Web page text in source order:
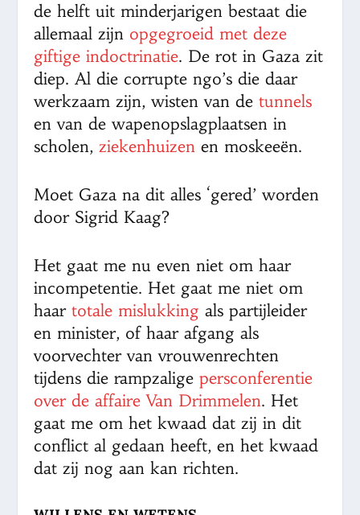
de helft uit minderjarigen bestaat die
allemaal zijn opgegroeid met deze
giftige indoctrinatie. De rot in Gaza zit
diep. Al die corrupte ngo’s die daar
werkzaam zijn, wisten van detunnels
en van de wapenopslagplaatsen in
scholen,ziekenhuizen en moskeeën.
Moet Gaza na dit alles ‘gered’ worden
door Sigrid Kaag?
Het gaat me nu even niet om haar
incompetentie. Het gaat me niet om
haartotale mislukking als partijleider
en minister, of haar afgang als
voorvechter van vrouwenrechten
tijdens die rampzaligepersconferentie
over de affaire Van Drimmelen. Het
gaat me om het kwaad dat zij in dit
conflict al gedaan heeft, en het kwaad
dat zij nog aan kan richten.